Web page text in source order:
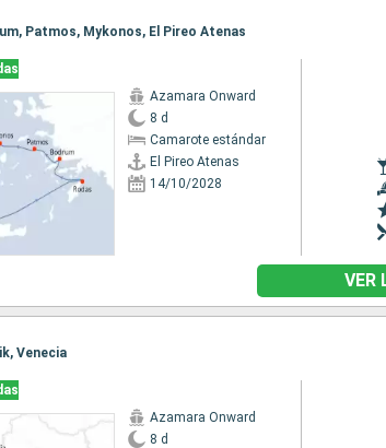
Patmos, Mykonos, El Pireo Atenas
Azamara Onward
8 d
Camarote estándar
El Pireo Atenas
14/10/2028
VER
Venecia
Azamara Onward
8 d